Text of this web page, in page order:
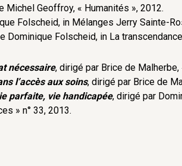
Michel Geoffroy, « Humanités », 2012.
Folscheid, in Mélanges Jerry Sainte-
Dominique Folscheid, in La
nécessaire, dirigé par Brice de
l’accès aux soins, dirigé par Brice de
parfaite, vie handicapée, dirigé par
» n° 33, 2013.